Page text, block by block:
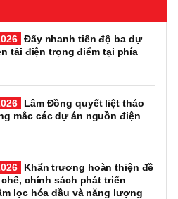
Đẩy nhanh tiến độ ba dự
tải điện trọng điểm tại phía
Lâm Đồng quyết liệt tháo
mắc các dự án nguồn điện
Khẩn trương hoàn thiện đề
chính sách phát triển
lọc hóa dầu và năng lượng